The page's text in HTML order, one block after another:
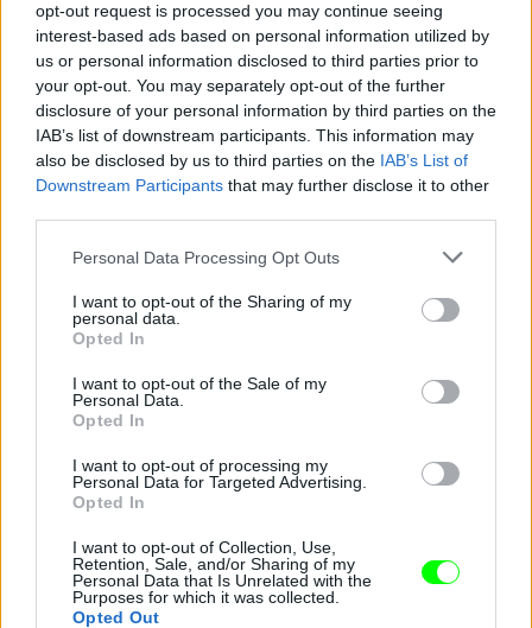
opt-out request is processed you may continue seeing
interest-based ads based on personal information utilized by
us or personal information disclosed to third parties prior to
your opt-out. You may separately opt-out of the further
disclosure of your personal information by third parties on the
IAB’s list of downstream participants. This information may
also be disclosed by us to third parties on the IAB’s List of
Downstream Participants that may further disclose it to other
Please note that this website/app uses one or more Google
not limited to your visit or usage behaviour. You may click to
grant or deny consent to Google and its third-party tags to
use your data for below specified purposes in below Google
consent section.
Personal Data Processing Opt Outs
I want to opt-out of the Sharing of my
personal data.
Opted In
I want to opt-out of the Sale of my
Personal Data.
Opted In
I want to opt-out of processing my
Personal Data for Targeted Advertising.
Opted In
I want to opt-out of Collection, Use,
Retention, Sale, and/or Sharing of my
Personal Data that Is Unrelated with the
Purposes for which it was collected.
Opted Out
Ezután Bene a taxisofőrt és a másik pénzkísérőt
akarta megölni, azonban csak megsebesítette őket.
Végül egy fillért sem tudtak zsákmányolni, mert az
autóból nem pénzeszsákot vittek magukkal.
Fotó: / Urbán Tamás
Jön még kép!
A további képek a helyszínelések során készültek, a
rablópáros által látogatott helyekről.
Fotó: / Urbán Tamás